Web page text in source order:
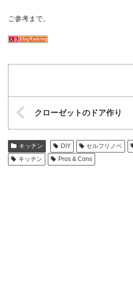
ご参考まで。
クローゼットのドア作り
キッチン DIY セルフリノベ
キッチン
Pros & Cons